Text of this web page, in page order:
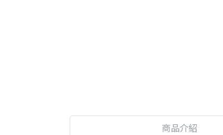
商品介紹